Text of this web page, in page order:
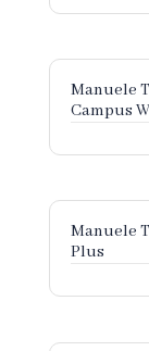
Manuele
Campus
Manuele
Plus